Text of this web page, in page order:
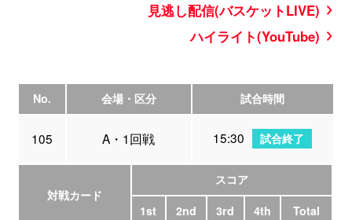
見逃し配信(バスケットLIVE)
ハイライト(YouTube)
No. 会場・区分 試合時間
105 A・1回戦 15:30 試合終了
対戦カード
スコア
1st
2nd 3rd 4th Total